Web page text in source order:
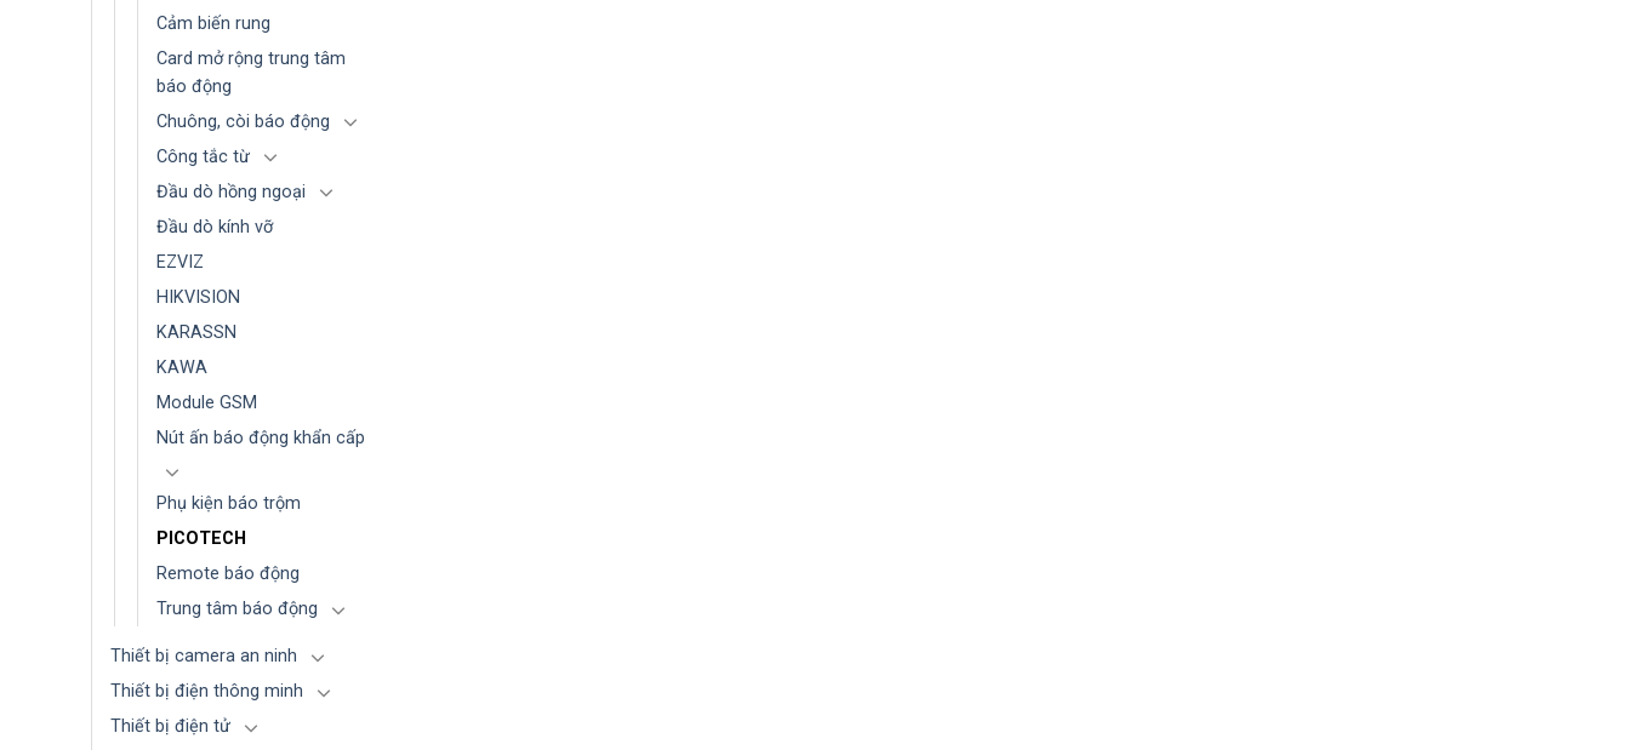
Cảm biến rung
Card mở rộng trung tâm
báo động
Chuông, còi báo động
Công tắc từ
Đầu dò hồng ngoại
Đầu dò kính vỡ
EZVIZ
HIKVISION
KARASSN
KAWA
Module GSM
Nút ấn báo động khẩn cấp
Phụ kiện báo trộm
PICOTECH
Remote báo động
Trung tâm báo động
Thiết bị camera an ninh
Thiết bị điện thông minh
Thiết bị điện tử